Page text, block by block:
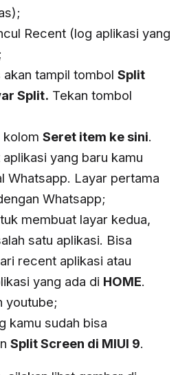
Recent (log aplikasi yang
tampil tombol Split
Split. Tekan tombol
kolom Seret item ke sini.
yang baru kamu
Whatsapp. Layar pertama
Whatsapp;
membuat layar kedua,
satu aplikasi. Bisa
recent aplikasi atau
yang ada di HOME.
youtube;
kamu sudah bisa
Split Screen di MIUI 9.